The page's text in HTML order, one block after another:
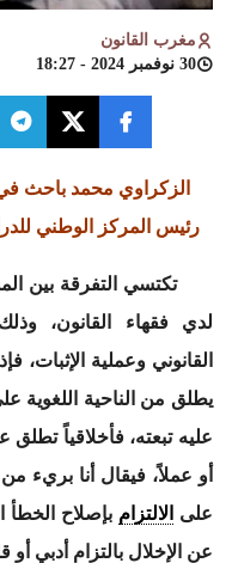
مغرب القانون
30 نوفمبر 2024 - 18:27
الزكراوي محمد باحث في
رئيس المركز الوطني
تكتسي التفرقة بين
لدي فقهاء القانون،
القانوني وعملية
يطلق من الناحية
عليه تبعته، فأخلاقياً
أو عملاً، فيقال أنا بريء
على الالتزام بإصلاح الخطأ
عن الإخلال بالتزام أدبي